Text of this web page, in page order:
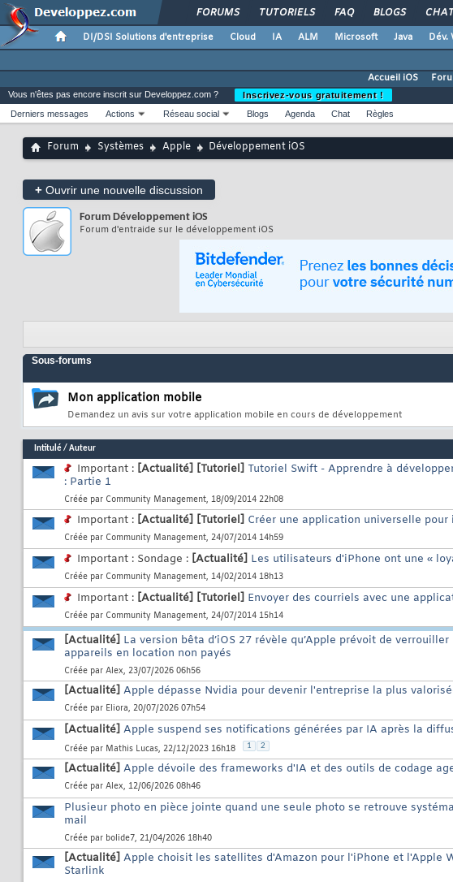
FORUMS TUTORIELS FAQ BLOGS
DI/DSI Solutions d'entreprise Cloud IA ALM Microsoft Java Dév.
Accueil iOS
Vous n'êtes pas encore inscrit sur Developpez.com ?
Inscrivez-vous gratuitement !
Derniers messages
Actions Réseau social Blogs Agenda Chat Règles
Forum Systèmes Apple Développement iOS
+ Ouvrir une nouvelle discussion
Forum Développement iOS
Forum d'entraide sur le développement iOS
Sous-forums
Mon application mobile
Demandez un avis sur votre application mobile en cours de développement
Intitulé/ Auteur
Important : [Actualité] [Tutoriel] Tutoriel Swift - Apprendre à
: Partie 1
Créée par Community Management, 18/09/2014 22h08
Important : [Actualité] [Tutoriel] Créer une application universelle pour
Créée par Community Management, 24/07/2014 14h59
Important : Sondage : [Actualité] Les utilisateurs d'iPhone ont une «
Créée par Community Management, 14/02/2014 18h13
Important : [Actualité] [Tutoriel] Envoyer des courriels avec une
Créée par Community Management, 24/07/2014 15h14
[Actualité] La version bêta d’iOS 27 révèle qu’Apple prévoit de
appareils en location non payés
Créée par Alex, 23/07/2026 06h56
[Actualité] Apple dépasse Nvidia pour devenir l'entreprise la plus
Créée par Eliora, 20/07/2026 07h54
[Actualité] Apple suspend ses notifications générées par IA après la
Créée par Mathis Lucas, 22/12/2023 16h18 1 2
[Actualité] Apple dévoile des frameworks d'IA et des outils de codage
Créée par Alex, 12/06/2026 08h46
Plusieur photo en pièce jointe quand une seule photo se retrouve
mail
Créée par bolide7, 21/04/2026 18h40
[Actualité] Apple choisit les satellites d'Amazon pour l'iPhone et l'Apple
Starlink